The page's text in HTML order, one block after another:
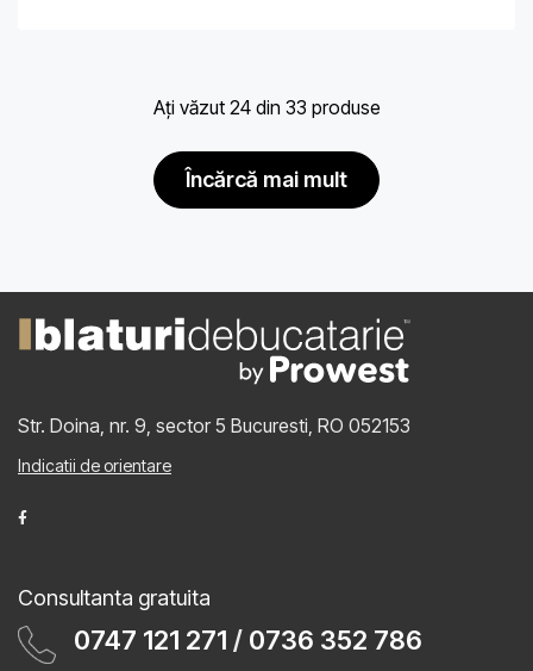
încărcă mai mult
Ați văzut 24 din 33 produse
Str. Doina, nr. 9, sector 5 Bucuresti, RO 052153
Indicatii de orientare
Consultanta gratuita
0747 121 271 / 0736 352 786